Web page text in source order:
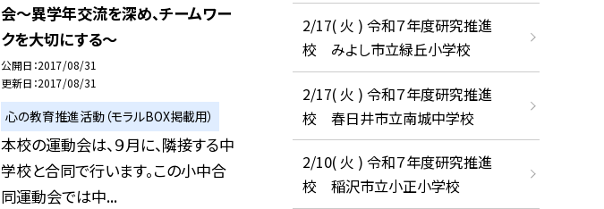
会〜異学年交流を深め、チームワー
クを大切にする〜
公開日 2017/08/31
更新日 2017/08/31
心の教育推進活動（モラルBOX掲載用）
本校の運動会は、９月に、隣接する中
学校と合同で行います。この小中合
同運動会では中...
2/17( 火 ) 令和７年度研究推進
校 みよし市立緑丘小学校
2/17( 火 ) 令和７年度研究推進
校 春日井市立南城中学校
2/10( 火 ) 令和７年度研究推進
校 稲沢市立小正小学校